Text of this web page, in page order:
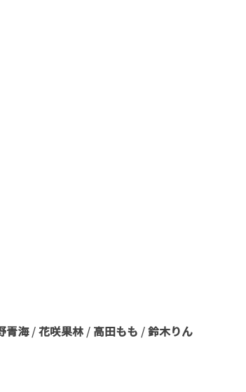
青海 / 花咲果林 / 高田もも / 鈴木りん